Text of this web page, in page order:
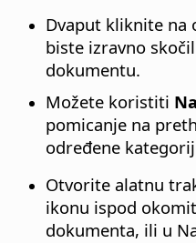
Dvaput kliknite na
biste izravno
dokumentu.
Možete koristiti
pomicanje na
određene
Otvorite alatnu
ikonu ispod
dokumenta, ili u